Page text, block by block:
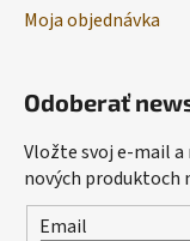
Moja objednávka
Odoberať
Vložte svoj e-mail a
nových produktoch
Email